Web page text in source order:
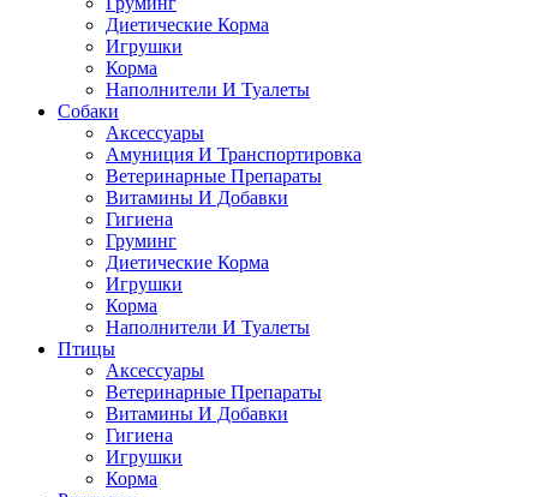
Диетические Корма
Игрушки
Корма
Наполнители И Туалеты
Собаки
Аксессуары
Амуниция И Транспортировка
Ветеринарные Препараты
Витамины И Добавки
Гигиена
Груминг
Диетические Корма
Игрушки
Корма
Наполнители И Туалеты
Птицы
Аксессуары
Ветеринарные Препараты
Витамины И Добавки
Гигиена
Игрушки
Корма